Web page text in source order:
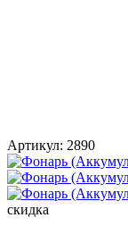
Артикул: 2890
скидка